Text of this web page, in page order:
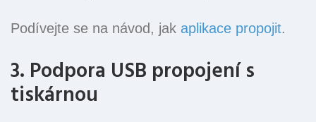
Podívejte se na návod, jak aplikace propojit.
3. Podpora USB propojení s
tiskárnou